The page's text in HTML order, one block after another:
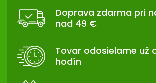
d
i
e
Doprava zdarma pri
nad 49 €
Tovar odosielame už
hodín